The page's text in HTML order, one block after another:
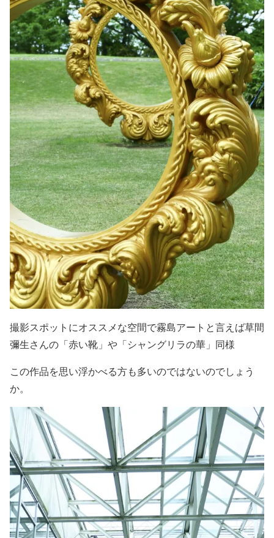
撮影スポットにオススメな空間で霧島アートと言えば草間
彌生さんの「赤い靴」や「シャングリラの華」同様
この作品を思い浮かべる方も多いのではないのでしょう
か。